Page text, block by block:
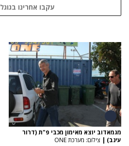
עקבו אחרינו בגוגל
מגמאדוב יוצא מאימון מכבי פ"ת (דרור
עינב) | צילום: מערכת ONE